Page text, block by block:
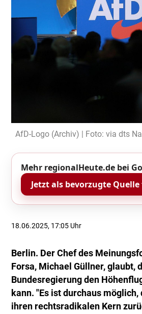
AfD-Logo (Archiv) | Foto: via dts
Mehr regionalHeute.de bei
Jetzt als bevorzugte
18.06.2025, 17:05 Uhr
Berlin. Der Chef des
Forsa, Michael Güllner, glaubt,
Bundesregierung den
kann. "Es ist durchaus
ihren rechtsradikalen Kern